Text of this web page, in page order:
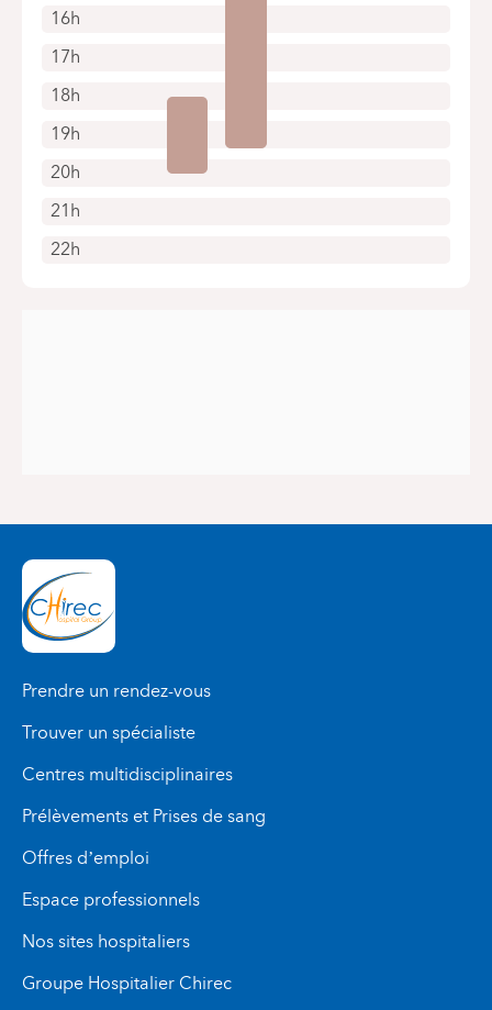
16h
17h
18h
19h
20h
21h
22h
Prendre un rendez-vous
Trouver un spécialiste
Centres multidisciplinaires
Prélèvements et Prises de sang
Offres d’emploi
Espace professionnels
Nos sites hospitaliers
Groupe Hospitalier Chirec